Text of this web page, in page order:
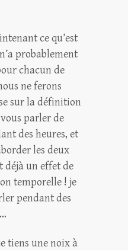
ce qu’est
probablement
chacun de
ne ferons
sur la définition
parler de
des heures, et
les deux
déjà un effet de
temporelle ! je
pendant des
tiens une noix à